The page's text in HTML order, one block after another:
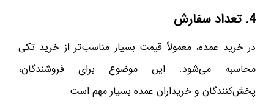
4. تعداد سفارش
در خرید عمده، معمولاً قیمت بسیار مناسب‌تر از خرید تکی
محاسبه می‌شود. این موضوع برای فروشندگان،
پخش‌کنندگان و خریداران عمده بسیار مهم است.